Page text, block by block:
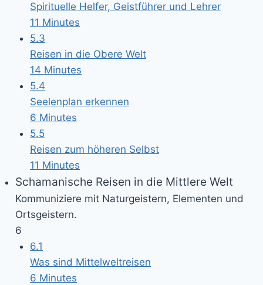
Spirituelle Helfer, Geistführer und Lehrer
11 Minutes
5.3
Reisen in die Obere Welt
14 Minutes
5.4
Seelenplan erkennen
6 Minutes
5.5
Reisen zum höheren Selbst
11 Minutes
Schamanische Reisen in die Mittlere Welt
Kommuniziere mit Naturgeistern, Elementen und
Ortsgeistern.
6
6.1
Was sind Mittelweltreisen
6 Minutes